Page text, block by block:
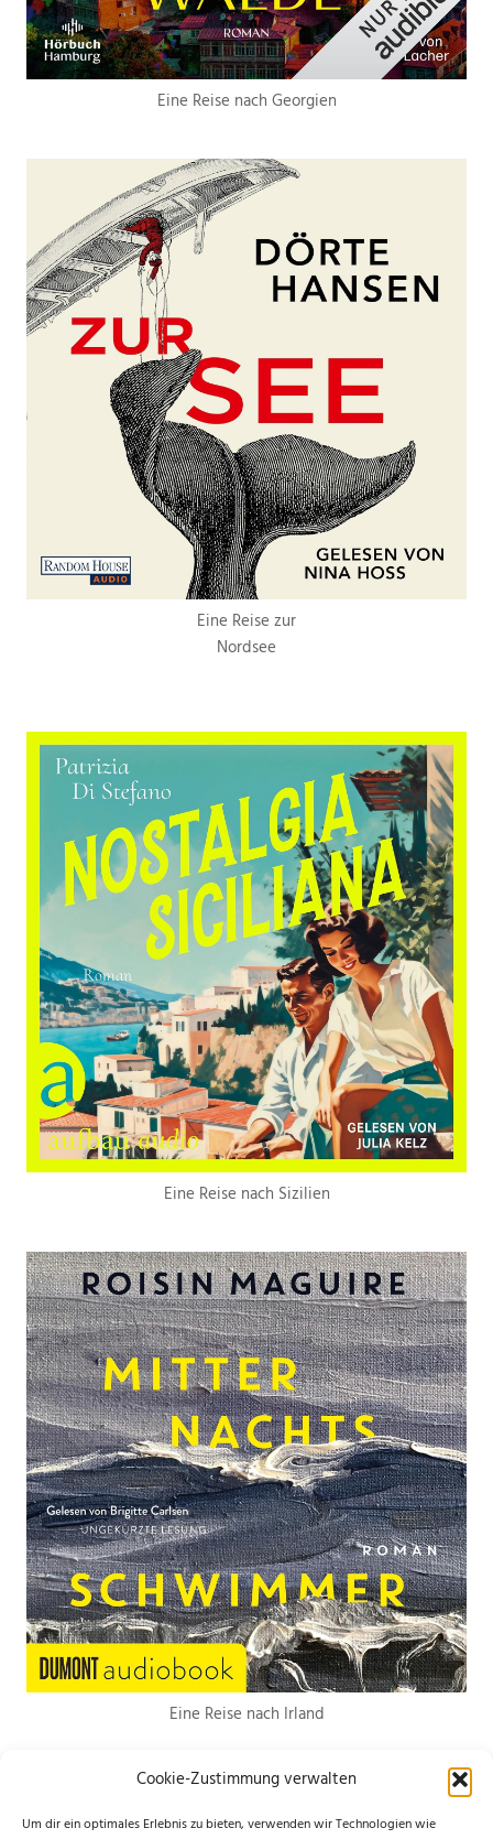
Cookie-Zustimmung verwalten
Um dir ein optimales Erlebnis zu bieten, verwenden wir Technologien wie
Eine Reise nach Georgien
Eine Reise zur
Nordsee
Eine Reise nach Sizilien
Eine Reise nach Irland